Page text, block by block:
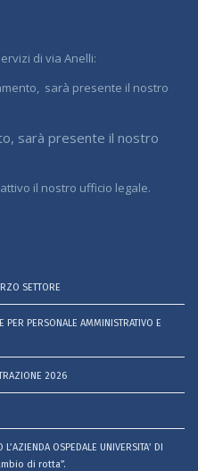
di via Anelli:
sarà presente il nostro
sarà presente il nostro
il nostro ufficio legale.
SETTORE
PER PERSONALE AMMINISTRATIVO E
2026
OSPEDALE UNIVERSITA’ DI
di rotta”.